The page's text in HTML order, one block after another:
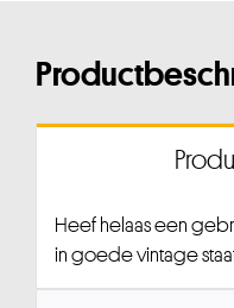
Heef helaas een
in goede vintage